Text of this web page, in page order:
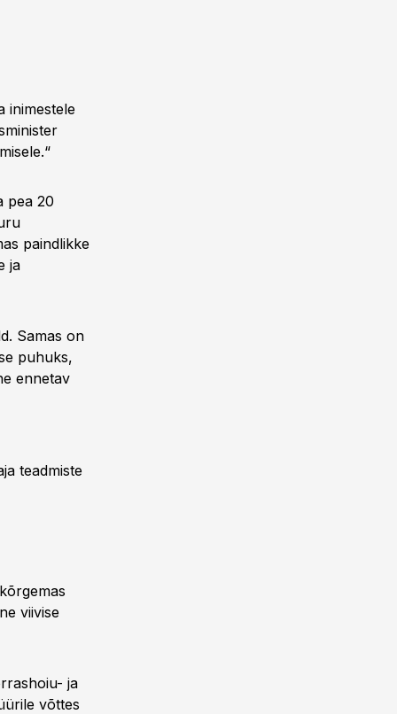
inimestele
pea 20
paindlikke
ja
Samas on
puhuks,
ennetav
teadmiste
viivise
ja
võttes